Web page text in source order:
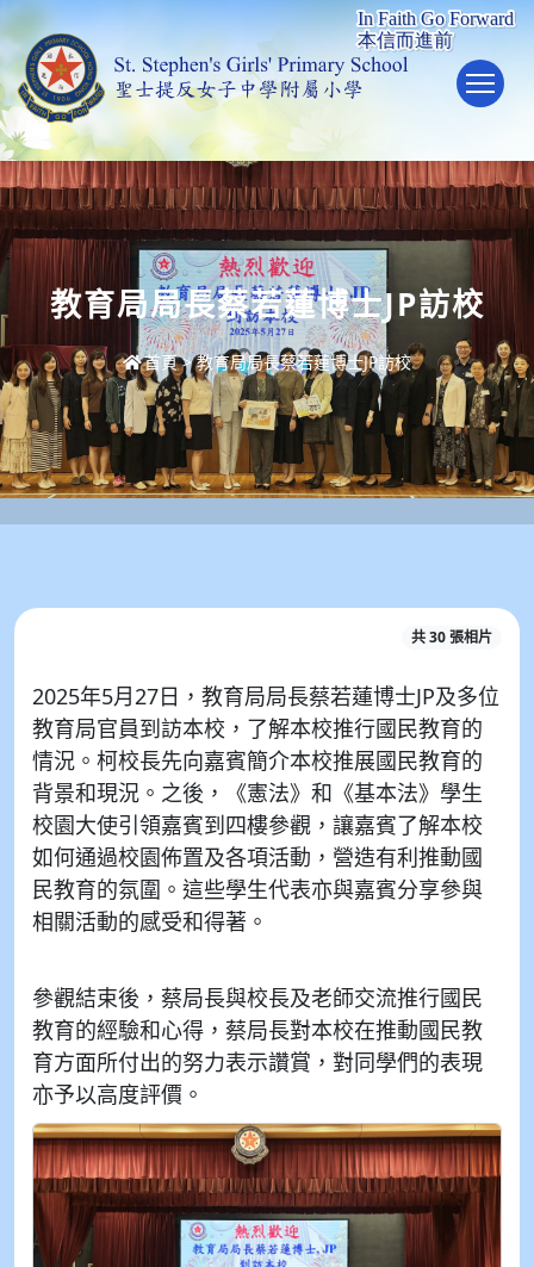
教育局局長蔡若蓮博士JP訪校
首頁 > 教育局局長蔡若蓮博士JP訪校
共 30 張相片
2025年5月27日，教育局局長蔡若蓮博士JP及多位
教育局官員到訪本校，了解本校推行國民教育的
情況。柯校長先向嘉賓簡介本校推展國民教育的
背景和現況。之後，《憲法》和《基本法》學生
校園大使引領嘉賓到四樓參觀，讓嘉賓了解本校
如何通過校園佈置及各項活動，營造有利推動國
民教育的氛圍。這些學生代表亦與嘉賓分享參與
相關活動的感受和得著。
參觀結束後，蔡局長與校長及老師交流推行國民
教育的經驗和心得，蔡局長對本校在推動國民教
育方面所付出的努力表示讚賞，對同學們的表現
亦予以高度評價。